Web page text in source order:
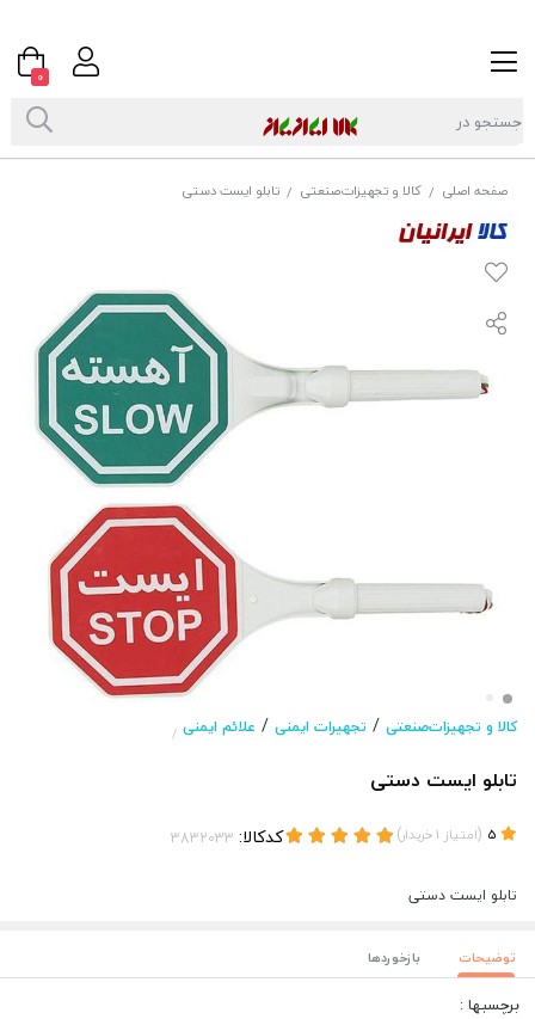
صفحه اصلی / کالا و تجهیزات‌صنعتی / تابلو ایست دستی
کالا و تجهیزات‌صنعتی / تجهیرات ایمنی / علائم ایمنی /
تابلو ایست دستی
(امتیاز 1خریدار) کدکالا:
تابلو ایست دستی
توضیحات بازخوردها
برچسبها :
0